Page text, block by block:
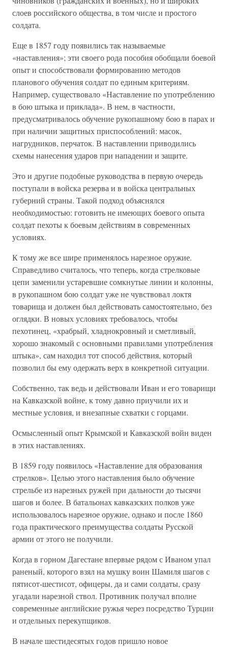
слоев российского общества, в том числе и простого
солдата.
Еще в 1857 году появились так называемые
«наставления»; эти своего рода пособия обобщали боевой
опыт и способствовали формированию методов
планового обучения солдат по единым критериям.
Например, существовало «Наставление по употреблению
в бою штыка и приклада». В нем, в частности,
предусматривалось обучение рукопашному бою в пaрах и
при наличии защитных приспособлений: масок,
нагрудников, перчаток. В наставлении приводились
схемы нанесения ударов при нападении и защите.
Это и другие подобные руководства в первую очередь
поступали в войска резерва и в войска центральных
губерний страны. Такой подход объяснялся
необходимостью: готовить не имеющих боевого опыта
солдат пехоты к боевым действиям в современных
условиях.
К тому же все шире применялось нарезное оружие.
Справедливо считалось, что теперь, когда стрелковые
цепи заменили устаревшие сомкнутые линии и колонны,
в рукопашном бою солдат уже не чувствовал локтя
товарища и должен был действовать самостоятельно, без
оглядки. В новых условиях требовалось, чтобы
пехотинец, «храбрый, хладнокровный и сметливый,
хорошо знакомый с основными правилами употребления
штыка», сам находил тот способ действия, который
позволил бы ему одержать верх в конкретной ситуации.
Собственно, так ведь и действовали Иван и его товарищи
на Кавказской войне, к тому давно приучили их и
местные условия, и внезапные схватки с горцами.
Осмысленный опыт Крымской и Кавказской войн виден
в этих наставлениях.
В 1859 году появилось «Наставление для образования
стрелков». Целью этого наставления было обучение
стрельбе из нарезных ружей при дальности до тысячи
шагов и более. В батальонах кавказских полков уже
использовалось нарезное оружие, однако и после 1860
года практического преимущества солдаты Русской
армии от этого не получили.
Когда в горном Дагестане впервые рядом с Иваном упал
раненый, которого взял на мушку воин Шамиля шагов с
пятисот-шестисот, офицеры, да и сами солдаты, сразу
угадали нарезной ствол. Противник получал вполне
современные английские ружья через посредство Турции
и отдельных перекупщиков.
В начале шестидесятых годов пришло новое